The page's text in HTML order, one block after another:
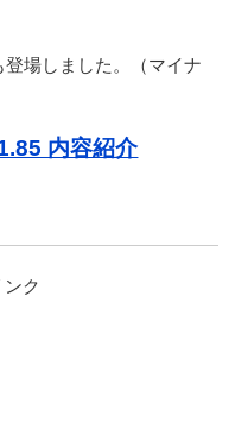
場しました。（マイナ
内容紹介
ク